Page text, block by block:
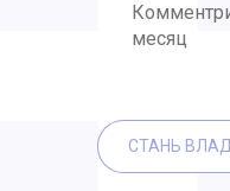
месяц
СТАНЬ